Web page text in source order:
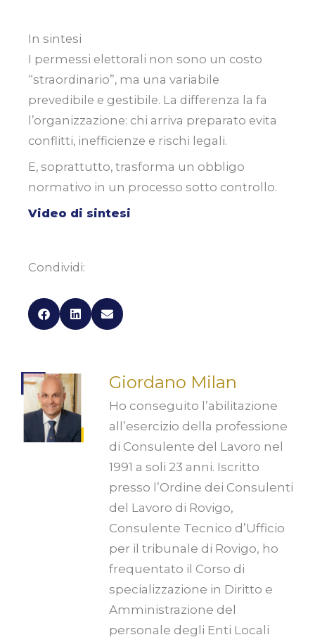
In sintesi
I permessi elettorali non sono un costo
“straordinario”, ma una variabile
prevedibile e gestibile. La differenza la fa
l’organizzazione: chi arriva preparato evita
conflitti, inefficienze e rischi legali.
E, soprattutto, trasforma un obbligo
normativo in un processo sotto controllo.
Video di sintesi
Condividi:
Giordano Milan
Ho conseguito l’abilitazione
all’esercizio della professione
di Consulente del Lavoro nel
1991 a soli 23 anni. Iscritto
presso l’Ordine dei Consulenti
del Lavoro di Rovigo,
Consulente Tecnico d’Ufficio
per il tribunale di Rovigo, ho
frequentato il Corso di
specializzazione in Diritto e
Amministrazione del
personale degli Enti Locali